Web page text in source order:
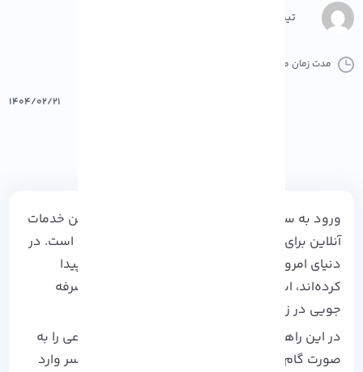
تیم محتوا
مدت زمان مطالعه :
۱۴۰۴/۰۲/۲۱
ورود به سامانه تامین اجتماعی یکی از پرکاربردترین خدمات
آنلاین برای بیمه‌شدگان، بازنشستگان و کارفرمایان است. در
دنیای امروز که خدمات غیرحضوری اهمیت زیادی پیدا
کرده‌اند، استفاده از این سامانه نقش مهمی در صرفه‌
جویی در زمان و کاهش مراجعات حضوری دارد.
در این راهنما، مراحل ورود به سامانه تامین اجتماعی را به‌
صورت گام‌ به‌ گام توضیح می‌ دهیم تا بدون دردسر وارد